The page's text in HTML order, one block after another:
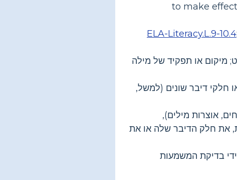
to make
ELA-Literacy.L.9-10.4:
או תפקיד של מילה
חלקי דיבר שונים (למשל,
אוצרות מילים),
את חלק הדיבר שלה או את
בדיקת המשמעות